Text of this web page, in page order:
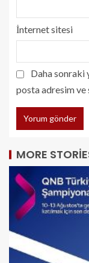
İnternet sitesi
Daha sonraki
posta adresim ve
MORE